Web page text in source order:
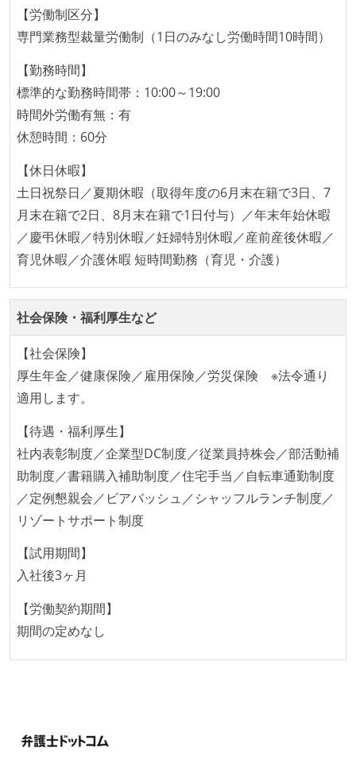
ストックオプションまたは自社株購入支援制度がある
受動喫煙防止措置：屋内禁煙（屋内に喫煙可能室設
置）
【労働制区分】
専門業務型裁量労働制（1日のみなし労働時間10時間）
【勤務時間】
標準的な勤務時間帯：10:00～19:00
時間外労働有無：有
休憩時間：60分
【休日休暇】
土日祝祭日／夏期休暇（取得年度の6月末在籍で3日、7
月末在籍で2日、8月末在籍で1日付与）／年末年始休暇
／慶弔休暇／特別休暇／妊婦特別休暇／産前産後休暇／
育児休暇／介護休暇 短時間勤務（育児・介護）
社会保険・福利厚生など
【社会保険】
厚生年金／健康保険／雇用保険／労災保険 ※法令通り
適用します。
【待遇・福利厚生】
社内表彰制度／企業型DC制度／従業員持株会／部活動補
助制度／書籍購入補助制度／住宅手当／自転車通勤制度
／定例懇親会／ビアバッシュ／シャッフルランチ制度／
リゾートサポート制度
【試用期間】
入社後3ヶ月
【労働契約期間】
期間の定めなし